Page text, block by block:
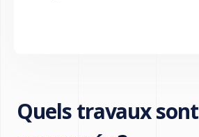
Quels travaux sont